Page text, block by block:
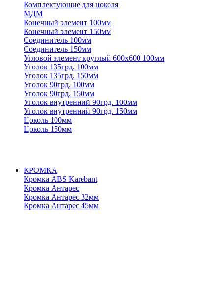
Комплектующие для цоколя
МДМ
Конечный элемент 100мм
Конечный элемент 150мм
Соединитель 100мм
Соединитель 150мм
Угловой элемент круглый 600х600 100мм
Уголок 135грд. 100мм
Уголок 135грд. 150мм
Уголок 90грд. 100мм
Уголок 90грд. 150мм
Уголок внутренний 90грд. 100мм
Уголок внутренний 90грд. 150мм
Цоколь 100мм
Цоколь 150мм
КРОМКА
Кромка ABS Karebant
Кромка Антарес
Кромка Антарес 32мм
Кромка Антарес 45мм